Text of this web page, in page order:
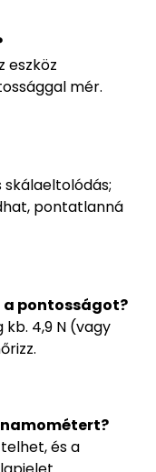
eszköz
mér.
skálaeltolódás;
pontatlanná
pontosságot?
4,9 N (vagy
és a